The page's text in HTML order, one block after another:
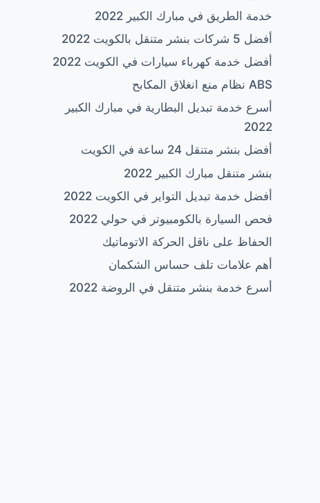
خدمة الطريق في مبارك الكبير 2022
أفضل 5 شركات بنشر متنقل بالكويت 2022
أفضل خدمة كهرباء سيارات في الكويت 2022
ABS نظام منع انغلاق المكابح
أسرع خدمة تبديل البطارية في مبارك الكبير
2022
أفضل بنشر متنقل 24 ساعة في الكويت
بنشر متنقل مبارك الكبير 2022
أفضل خدمة تبديل التواير في الكويت 2022
فحص السيارة بالكومبيوتر في حولي 2022
الحفاظ على ناقل الحركة الاتوماتيك
أهم علامات تلف حساس الشكمان
أسرع خدمة بنشر متنقل في الروضة 2022